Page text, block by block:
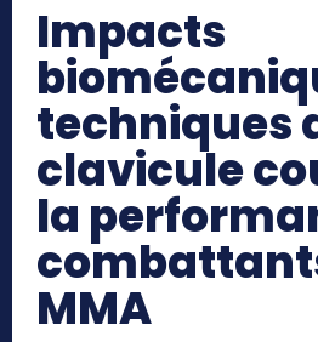
Impacts
techniques
clavicule
la
MMA